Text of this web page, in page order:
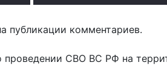
публикации комментариев.
проведении СВО ВС РФ на